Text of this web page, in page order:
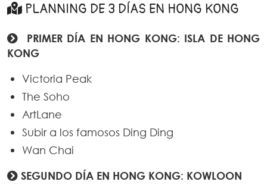
PLANNING DE 3 DÍAS EN HONG KONG
PRIMER DÍA EN HONG KONG: ISLA DE HONG
KONG
Victoria Peak
The Soho
ArtLane
Subir a los famosos Ding Ding
Wan Chai
SEGUNDO DÍA EN HONG KONG: KOWLOON